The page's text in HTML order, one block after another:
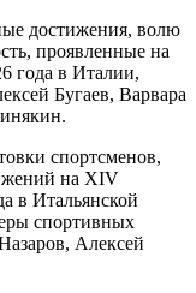
достижения, волю
проявленные на
года в Италии,
Бугаев, Варвара
спортсменов,
на XIV
в Итальянской
спортивных
Алексей